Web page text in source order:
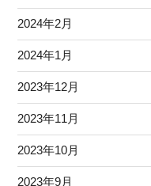
2024年2月
2024年1月
2023年12月
2023年11月
2023年10月
2023年9月